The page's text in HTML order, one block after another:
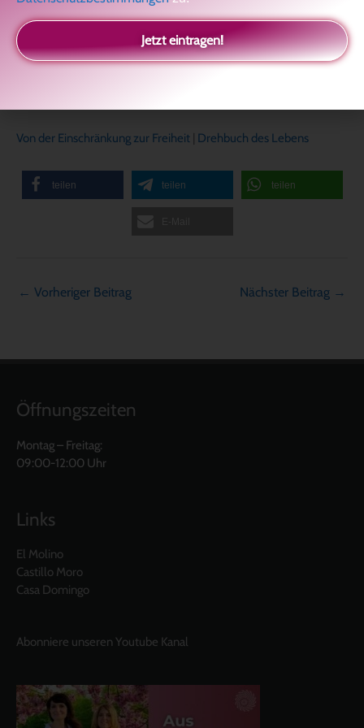
weitergibst. Wenn du etwas in dir verändern kannst, wirst du
deinem Kind das Schönste weitergeben, was es überhaupt gibt:
Authentizität und Ehrlichkeit.
Von der Einschränkung zur Freiheit Drehbuch des Lebens
teilen teilen teilen
← Vorheriger Beitrag Nächster Beitrag →
Öffnungszeiten
Montag – Freitag:
09:00-12:00 Uhr
Links
El Molino
Castillo Moro
Casa Domingo
Abonniere unseren Youtube Kanal
Jetzt eintragen!